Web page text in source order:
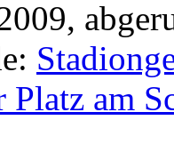
Platz am